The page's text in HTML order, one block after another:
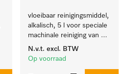
vloeibaar reinigingsmiddel,
alkalisch, 5 l voor speciale
machinale reiniging van
laboratoriumglaswerk en -
gerei.
N.v.t. excl. BTW
Op voorraad